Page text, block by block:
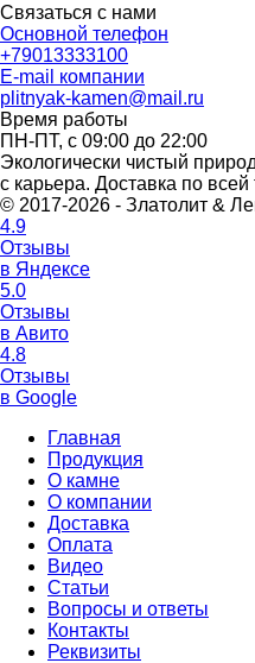
Связаться с нами
Основной телефон
+79013333100
E-mail компании
plitnyak-kamen@mail.ru
Время работы
ПН-ПТ, с 09:00 до 22:00
Экологически чистый
с карьера. Доставка по
© 2017-2026 - Златолит &
4.9
Отзывы
в Яндексе
5.0
Отзывы
в Авито
4.8
Отзывы
в Google
Главная
Продукция
О камне
О компании
Доставка
Оплата
Видео
Статьи
Вопросы и ответы
Контакты
Реквизиты